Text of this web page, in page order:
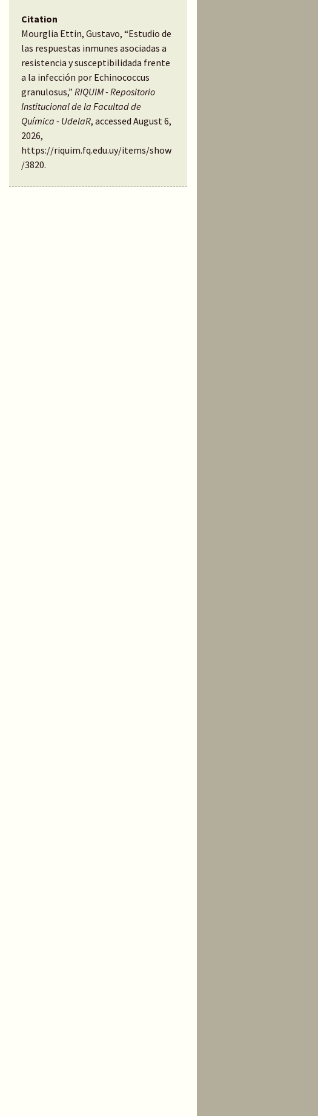
Citation
Mourglia Ettin, Gustavo, “Estudio de
las respuestas inmunes asociadas a
resistencia y susceptibilidada frente
a la infección por Echinococcus
granulosus,”RIQUIM - Repositorio
Institucional de la Facultad de
Química - UdelaR, accessed August 6,
2026,
https://riquim.fq.edu.uy/items/show
/3820.